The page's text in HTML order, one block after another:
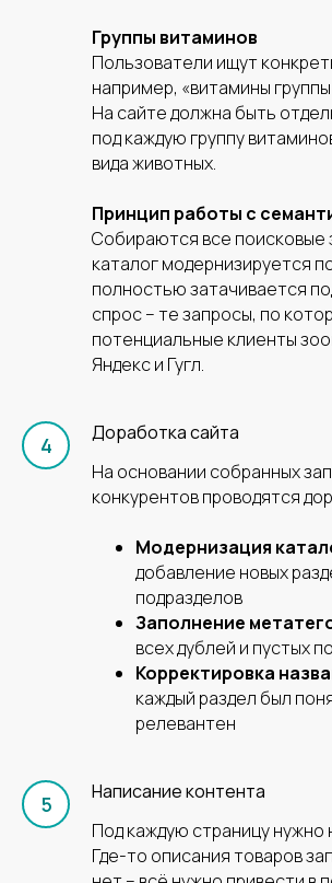
Группы витаминов
Пользователи ищут
например, «витамины
На сайте должна быть
под каждую группу
вида животных.
Принцип работы с
Собираются все поисковые
каталог модернизируется
полностью затачивается
спрос – те запросы, по
потенциальные клиенты
Яндекс и Гугл.
Доработка сайта
На основании собранных
конкурентов проводятся
Модернизация
добавление новых
подразделов
Заполнение
всех дублей и пустых
Корректировка
каждый раздел был
релевантен
Написание контента
Под каждую страницу нужно
Где-то описания товаров
а мы подберем эффективное
решение
+7
Соглашаюсь наобработку
персональных данных
Отправить
МСК, без выходных
Территориально находимся в
Москве
Работаем по всей России